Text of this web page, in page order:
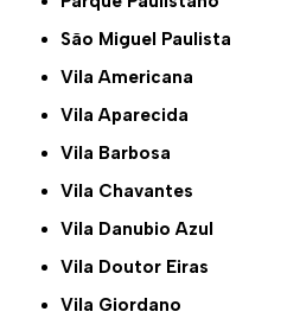
São Miguel Paulista
Vila Americana
Vila Aparecida
Vila Barbosa
Vila Chavantes
Vila Danubio Azul
Vila Doutor Eiras
Vila Giordano